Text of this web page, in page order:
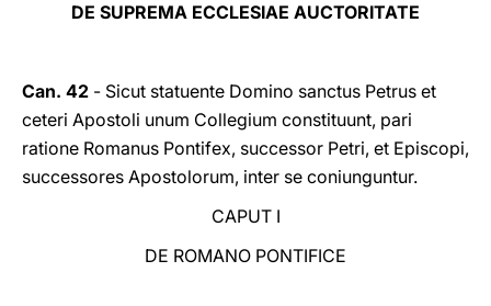
DE SUPREMA ECCLESIAE AUCTORITATE
Can. 42 - Sicut statuente Domino sanctus Petrus et
ceteri Apostoli unum Collegium constituunt, pari
ratione Romanus Pontifex, successor Petri, et Episcopi,
successores Apostolorum, inter se coniunguntur.
CAPUT I
DE ROMANO PONTIFICE